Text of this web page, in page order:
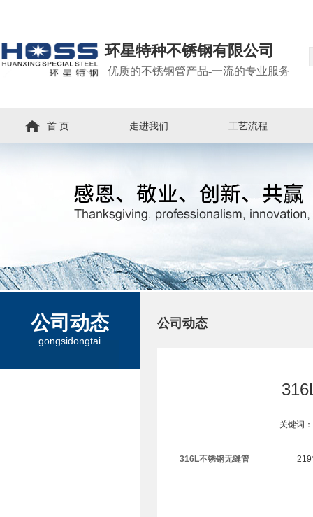
环星特种不锈钢有限公司
优质的不锈钢管产品-一流的专业服务
首 页 走进我们 工艺流程
公司动态
gongsidongtai
公司动态
关键词
316L不锈钢无缝管